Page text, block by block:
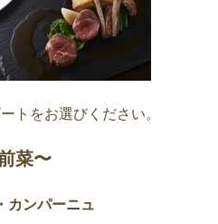
トをお選びください。
菜〜
カンパーニュ